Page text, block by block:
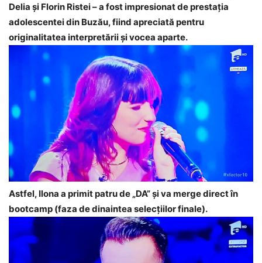
Delia și Florin Ristei – a fost impresionat de prestația
adolescentei din Buzău, fiind apreciată pentru
originalitatea interpretării și vocea aparte.
Astfel, Ilona a primit patru de „DA” și va merge direct în
bootcamp (faza de dinaintea selecțiilor finale).